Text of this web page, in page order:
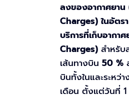
ลงของอากาศยา
Charges) ในอัตร
บริการที่เก็บอากา
Charges) สำหรับ
เส้นทางบิน 50 %
บินทั้งในและระหว่า
เดือน ตั้งแต่วันที่ 1